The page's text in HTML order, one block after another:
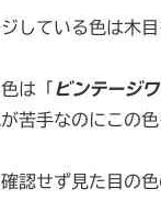
している色は木
は「
ビンテージ
苦手なのにこの
認せず見た目の